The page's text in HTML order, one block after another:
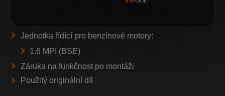
Jednotka řídící pro benzínové motory:
1.6 MPI (BSE)
Záruka na funkčnost po montáži
Použitý originální díl